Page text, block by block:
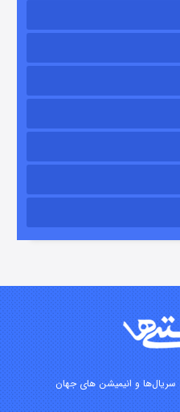
منتشر شد
سریال‌ها و انیمیشن های جهان